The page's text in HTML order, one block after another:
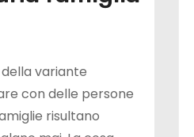
variante
con delle persone
risultano